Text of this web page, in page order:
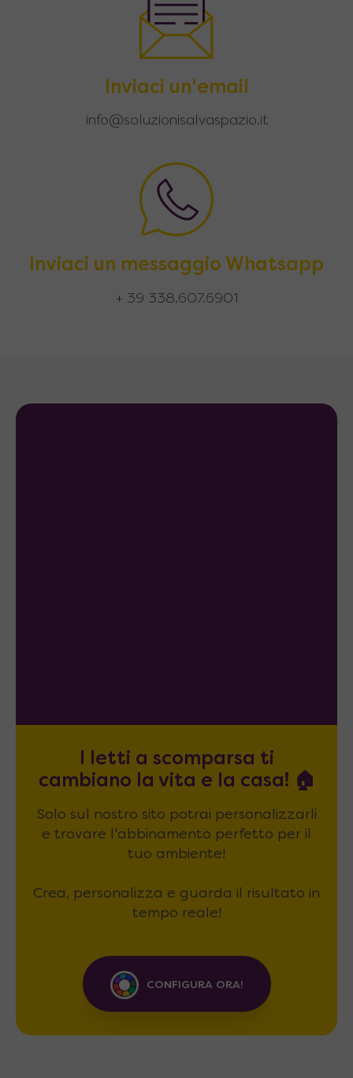
Inviaci un'email
info@soluzionisalvaspazio.it
Inviaci un messaggio Whatsapp
+ 39 338.607.6901
I letti a scomparsa ti
cambiano la vita e la casa! 🏠
Solo sul nostro sito potrai personalizzarli
e trovare l'abbinamento perfetto per il
tuo ambiente!
Crea, personalizza e guarda il risultato in
tempo reale!
CONFIGURA ORA!